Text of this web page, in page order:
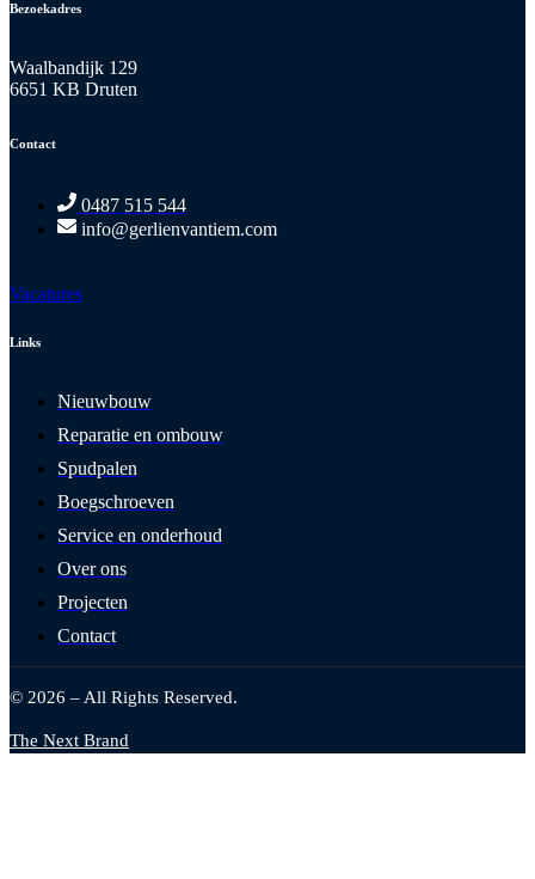
Bezoekadres
Waalbandijk 129
6651 KB Druten
Contact
0487 515 544
info@gerlienvantiem.com
Vacatures
Links
Nieuwbouw
Reparatie en ombouw
Spudpalen
Boegschroeven
Service en onderhoud
Over ons
Projecten
Contact
© 2026 – All Rights Reserved.
The Next Brand